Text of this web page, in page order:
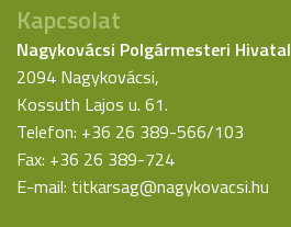
Kapcsolat
Nagykovácsi Polgármesteri Hivatal
2094 Nagykovácsi,
Kossuth Lajos u. 61.
Telefon: +36 26 389-566/103
Fax: +36 26 389-724
E-mail: titkarsag@nagykovacsi.hu